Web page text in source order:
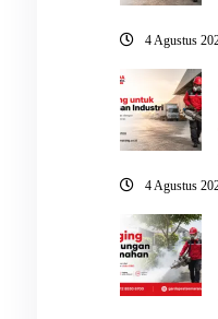
4 Agustus
4 Agustus